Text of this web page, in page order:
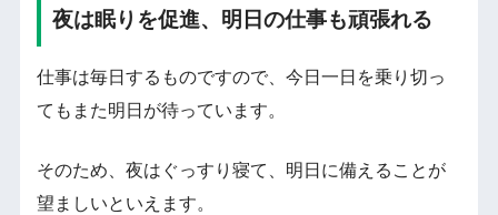
夜は眠りを促進、明日の仕事も頑張れる
仕事は毎日するものですので、今日一日を乗り切っ
てもまた明日が待っています。
そのため、夜はぐっすり寝て、明日に備えることが
望ましいといえます。